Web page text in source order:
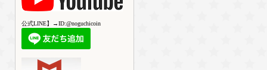
公式LINE】→ID:@noguchicoin